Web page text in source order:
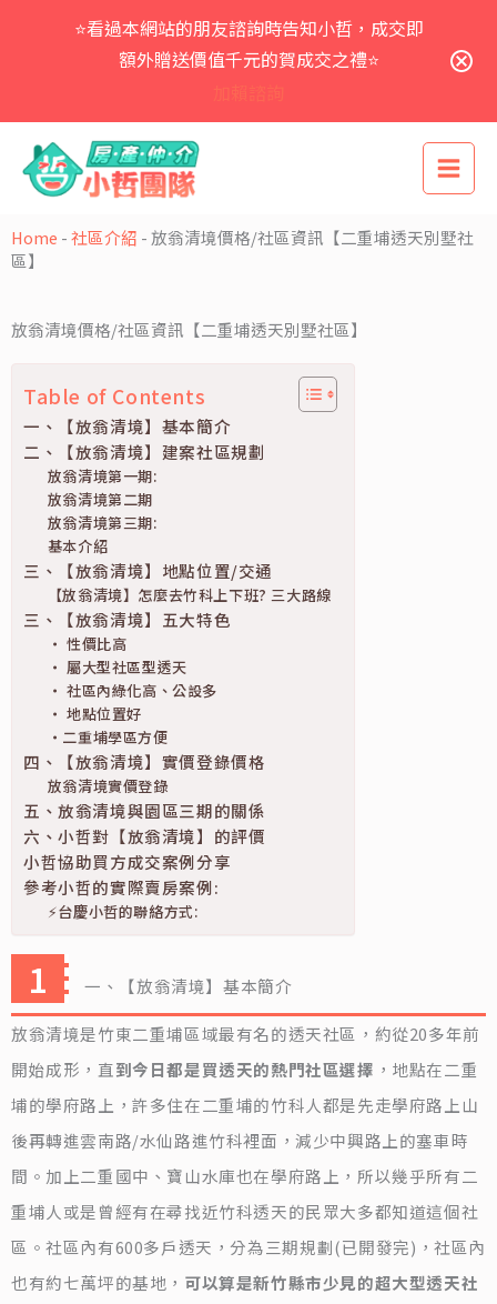
⭐看過本網站的朋友諮詢時告知小哲，成交即
額外贈送價值千元的賀成交之禮⭐
容
Home -社區介紹 -放翁清境價格/社區資訊【二重埔透天別墅社
區】
放翁清境價格/社區資訊【二重埔透天別墅社區】
Table of Contents
一、【放翁清境】基本簡介
二、【放翁清境】建案社區規劃
放翁清境第一期:
放翁清境第二期
放翁清境第三期:
基本介紹
三、【放翁清境】地點位置/交通
【放翁清境】怎麼去竹科上下班? 三大路線
三、【放翁清境】五大特色
‧ 性價比高
‧ 屬大型社區型透天
‧ 社區內綠化高、公設多
‧ 地點位置好
‧二重埔學區方便
四、【放翁清境】實價登錄價格
放翁清境實價登錄
五、放翁清境與園區三期的關係
六、小哲對【放翁清境】的評價
小哲協助買方成交案例分享
參考小哲的實際賣房案例:
⚡台慶小哲的聯絡方式:
一、【放翁清境】基本簡介
放翁清境是竹東二重埔區域最有名的透天社區，約從20多年前
開始成形，直到今日都是買透天的熱門社區選擇 ，地點在二重
埔的學府路上，許多住在二重埔的竹科人都是先走學府路上山
後再轉進雲南路/水仙路進竹科裡面，減少中興路上的塞車時
間。加上二重國中、寶山水庫也在學府路上，所以幾乎所有二
重埔人或是曾經有在尋找近竹科透天的民眾大多都知道這個社
區。社區內有600多戶透天，分為三期規劃(已開發完)，社區內
也有約七萬坪的基地， 可以算是新竹縣市少見的超大型透天社